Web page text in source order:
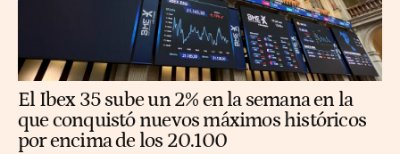
El Ibex 35 sube un 2% en la semana en la
que conquistó nuevos máximos históricos
por encima de los 20.100